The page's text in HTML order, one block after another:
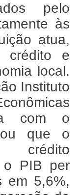
pelo
às
atua,
crédito e
local.
Instituto
com o
que o
crédito
o PIB per
em 5,6%,